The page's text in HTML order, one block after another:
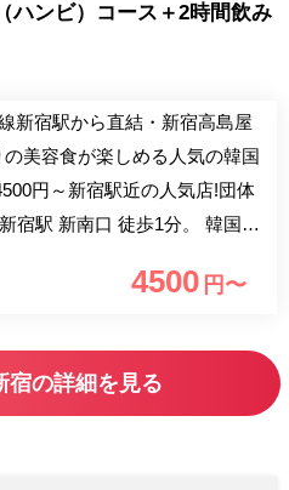
ハンビ）コース＋2時間飲み
新宿駅から直結・新宿高島屋
美容食が楽しめる人気の韓国
円～新宿駅近の人気店!団体
宿駅 新南口 徒歩1分。 韓国宮
！体想い韓美コース】 4500円
メッセジー付デザートプレ
4500 円〜
宿の詳細を見る